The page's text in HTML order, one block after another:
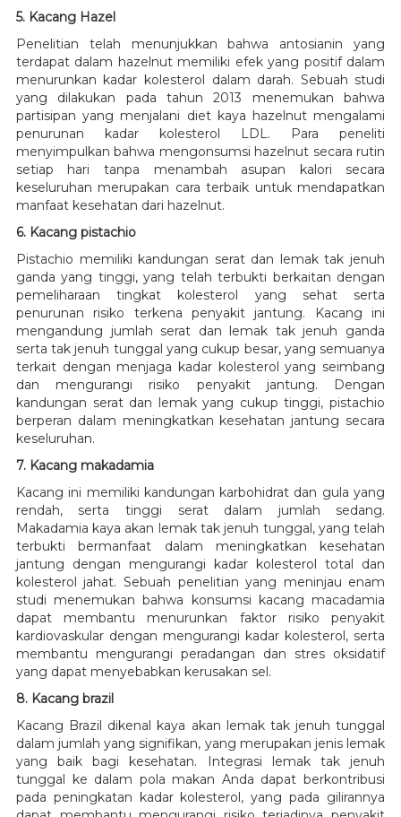
5. Kacang Hazel
Penelitian telah menunjukkan bahwa antosianin yang
terdapat dalam hazelnut memiliki efek yang positif dalam
menurunkan kadar kolesterol dalam darah. Sebuah studi
yang dilakukan pada tahun 2013 menemukan bahwa
partisipan yang menjalani diet kaya hazelnut mengalami
penurunan kadar kolesterol LDL. Para peneliti
menyimpulkan bahwa mengonsumsi hazelnut secara rutin
setiap hari tanpa menambah asupan kalori secara
keseluruhan merupakan cara terbaik untuk mendapatkan
manfaat kesehatan dari hazelnut.
6. Kacang pistachio
Pistachio memiliki kandungan serat dan lemak tak jenuh
ganda yang tinggi, yang telah terbukti berkaitan dengan
pemeliharaan tingkat kolesterol yang sehat serta
penurunan risiko terkena penyakit jantung. Kacang ini
mengandung jumlah serat dan lemak tak jenuh ganda
serta tak jenuh tunggal yang cukup besar, yang semuanya
terkait dengan menjaga kadar kolesterol yang seimbang
dan mengurangi risiko penyakit jantung. Dengan
kandungan serat dan lemak yang cukup tinggi, pistachio
berperan dalam meningkatkan kesehatan jantung secara
keseluruhan.
7. Kacang makadamia
Kacang ini memiliki kandungan karbohidrat dan gula yang
rendah, serta tinggi serat dalam jumlah sedang.
Makadamia kaya akan lemak tak jenuh tunggal, yang telah
terbukti bermanfaat dalam meningkatkan kesehatan
jantung dengan mengurangi kadar kolesterol total dan
kolesterol jahat. Sebuah penelitian yang meninjau enam
studi menemukan bahwa konsumsi kacang macadamia
dapat membantu menurunkan faktor risiko penyakit
kardiovaskular dengan mengurangi kadar kolesterol, serta
membantu mengurangi peradangan dan stres oksidatif
yang dapat menyebabkan kerusakan sel.
8. Kacang brazil
Kacang Brazil dikenal kaya akan lemak tak jenuh tunggal
dalam jumlah yang signifikan, yang merupakan jenis lemak
yang baik bagi kesehatan. Integrasi lemak tak jenuh
tunggal ke dalam pola makan Anda dapat berkontribusi
pada peningkatan kadar kolesterol, yang pada gilirannya